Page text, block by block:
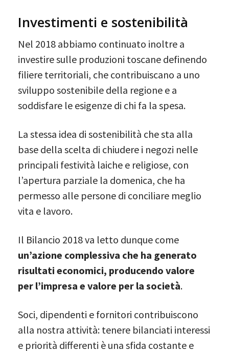
Investimenti e sostenibilità
Nel 2018 abbiamo continuato inoltre a
investire sulle produzioni toscane definendo
filiere territoriali, che contribuiscano a uno
sviluppo sostenibile della regione e a
soddisfare le esigenze di chi fa la spesa.
La stessa idea di sostenibilità che sta alla
base della scelta di chiudere i negozi nelle
principali festività laiche e religiose, con
l’apertura parziale la domenica, che ha
permesso alle persone di conciliare meglio
vita e lavoro.
Il Bilancio 2018 va letto dunque come
un’azione complessiva che ha generato
risultati economici, producendo valore
per l’impresa e valore per la società.
Soci, dipendenti e fornitori contribuiscono
alla nostra attività: tenere bilanciati interessi
e priorità differenti è una sfida costante e